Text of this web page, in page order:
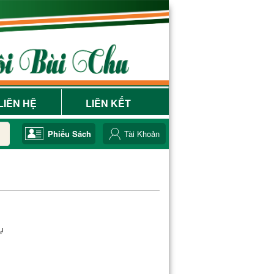
HỆ LIÊN KẾT
Phiếu Sách Tài Khoản